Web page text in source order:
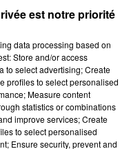
est notre priorité
data processing based on
Store and/or access
to select advertising; Create
profiles to select personalised
Measure content
statistics or combinations
improve services; Create
to select personalised
Ensure security, prevent and